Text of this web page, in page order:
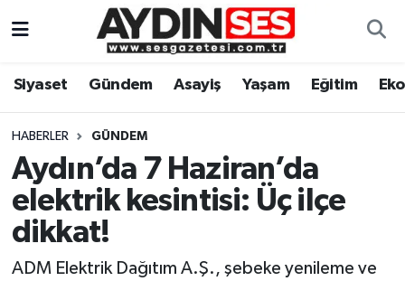
Siyaset Gündem Asayiş Yaşam Eğitim
HABERLER GÜNDEM
Aydın’da 7 Haziran’da
elektrik kesintisi: Üç ilçe
dikkat!
ADM Elektrik Dağıtım A.Ş., şebeke yenileme ve
Gündem
Siyaset
Ekonomi
Aydın Hava Durumu
Aydin Namaz Vakitleri
Aydın Trafik Yoğunluk Haritası